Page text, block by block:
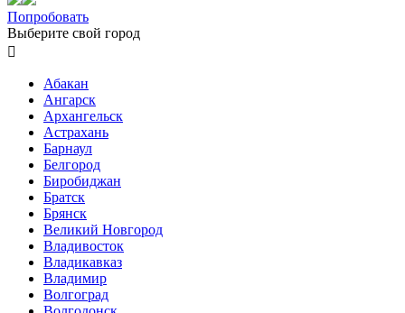
Попробовать
Выберите свой город

Абакан
Ангарск
Архангельск
Астрахань
Барнаул
Белгород
Биробиджан
Братск
Брянск
Великий Новгород
Владивосток
Владикавказ
Владимир
Волгоград